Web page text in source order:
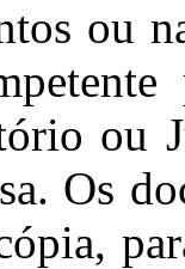
ou
ou
Os